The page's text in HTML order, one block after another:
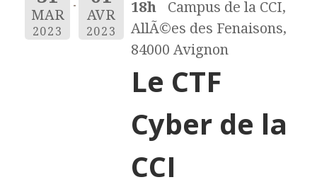
MAR
2023
AVR
2023
18h
Campus de la CCI,
AllÃ©es des Fenaisons,
84000 Avignon
Le CTF
Cyber de la
CCI